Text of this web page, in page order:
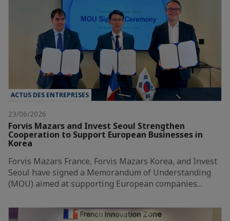
ACTUS DES ENTREPRISES
23/06/2026
Forvis Mazars and Invest Seoul Strengthen
Cooperation to Support European Businesses in
Korea
Forvis Mazars France, Forvis Mazars Korea, and Invest
Seoul have signed a Memorandum of Understanding
(MOU) aimed at supporting European companies…